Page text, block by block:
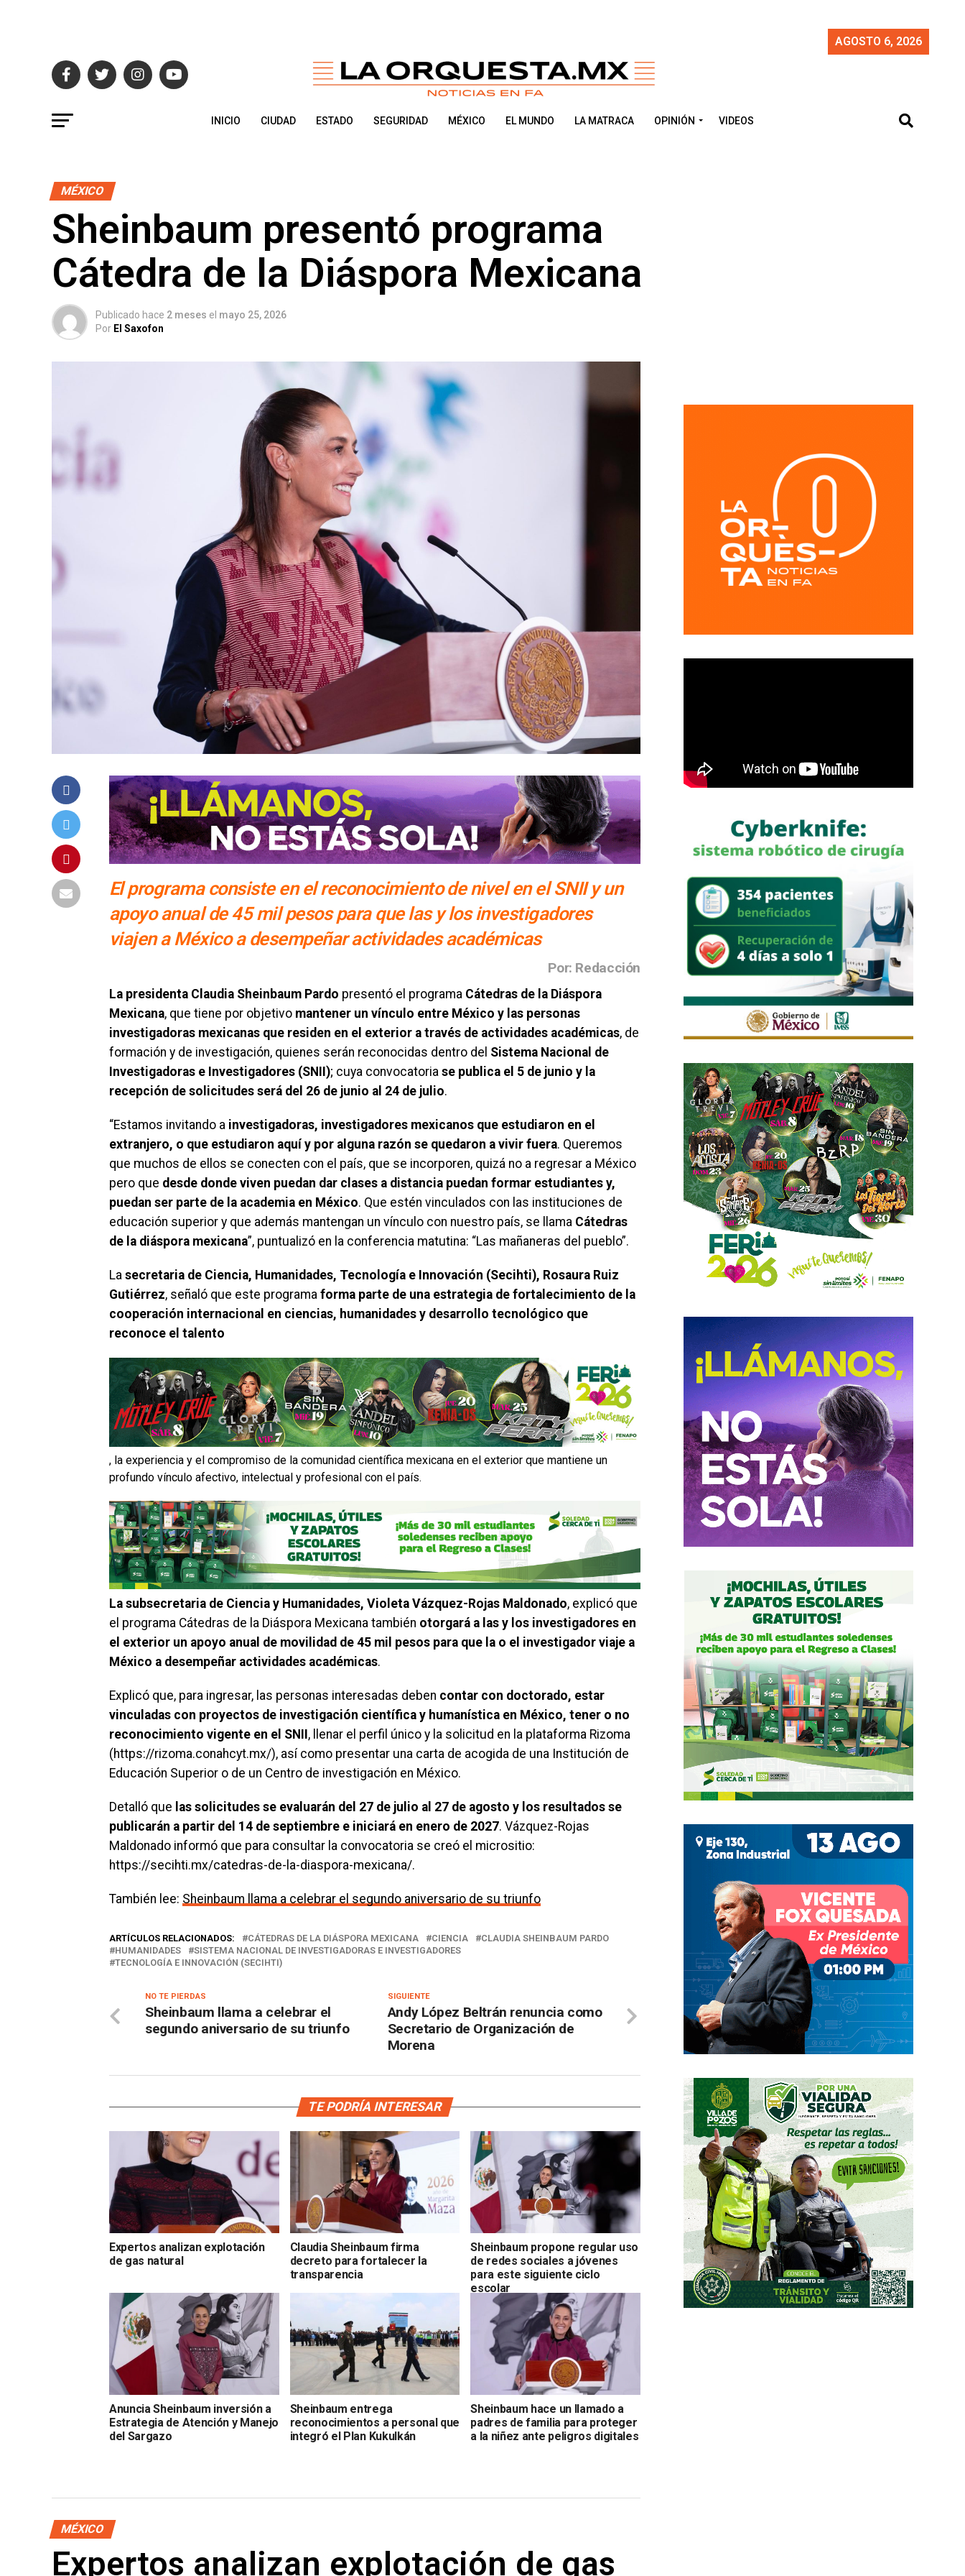
AGOSTO 6, 2026
INICIO CIUDAD ESTADO SEGURIDAD MÉXICO EL MUNDO LA MATRACA OPINIÓN VIDEOS
MÉXICO
Sheinbaum presentó programa
Cátedra de la Diáspora Mexicana
Publicado hace 2 meses el mayo 25, 2026
Por El Saxofon
El programa consiste en el reconocimiento de nivel en el SNII y un
apoyo anual de 45 mil pesos para que las y los investigadores
viajen a México a desempeñar actividades académicas
Por: Redacción
La presidenta Claudia Sheinbaum Pardo presentó el programa Cátedras de la Diáspora
Mexicana, que tiene por objetivo mantener un vínculo entre México y las personas
investigadoras mexicanas que residen en el exterior a través de actividades académicas, de
formación y de investigación, quienes serán reconocidas dentro del Sistema Nacional de
Investigadoras e Investigadores (SNII); cuya convocatoria se publica el 5 de junio y la
recepción de solicitudes será del 26 de junio al 24 de julio.
“Estamos invitando a investigadoras, investigadores mexicanos que estudiaron en el
extranjero, o que estudiaron aquí y por alguna razón se quedaron a vivir fuera. Queremos
que muchos de ellos se conecten con el país, que se incorporen, quizá no a regresar a México
pero que desde donde viven puedan dar clases a distancia puedan formar estudiantes y,
puedan ser parte de la academia en México. Que estén vinculados con las instituciones de
educación superior y que además mantengan un vínculo con nuestro país, se llama Cátedras
de la diáspora mexicana”, puntualizó en la conferencia matutina: “Las mañaneras del pueblo”.
La secretaria de Ciencia, Humanidades, Tecnología e Innovación (Secihti), Rosaura Ruiz
Gutiérrez, señaló que este programa forma parte de una estrategia de fortalecimiento de la
cooperación internacional en ciencias, humanidades y desarrollo tecnológico que
reconoce el talento
, la experiencia y el compromiso de la comunidad científica mexicana en el exterior que mantiene un
profundo vínculo afectivo, intelectual y profesional con el país.
La subsecretaria de Ciencia y Humanidades, Violeta Vázquez-Rojas Maldonado, explicó que
el programa Cátedras de la Diáspora Mexicana también otorgará a las y los investigadores en
el exterior un apoyo anual de movilidad de 45 mil pesos para que la o el investigador viaje a
México a desempeñar actividades académicas.
Explicó que, para ingresar, las personas interesadas deben contar con doctorado, estar
vinculadas con proyectos de investigación científica y humanística en México, tener o no
reconocimiento vigente en el SNII , llenar el perfil único y la solicitud en la plataforma Rizoma
(https://rizoma.conahcyt.mx/), así como presentar una carta de acogida de una Institución de
Educación Superior o de un Centro de investigación en México.
Detalló que las solicitudes se evaluarán del 27 de julio al 27 de agosto y los resultados se
publicarán a partir del 14 de septiembre e iniciará en enero de 2027. Vázquez-Rojas
Maldonado informó que para consultar la convocatoria se creó el micrositio:
https://secihti.mx/catedras-de-la-diaspora-mexicana/.
También lee: Sheinbaum llama a celebrar el segundo aniversario de su triunfo
ARTÍCULOS RELACIONADOS: CÁTEDRAS DE LA DIÁSPORA MEXICANA CIENCIA
CLAUDIA SHEINBAUM PARDO
HUMANIDADES
SISTEMA NACIONAL DE INVESTIGADORAS E INVESTIGADORES
TECNOLOGÍA E INNOVACIÓN (SECIHTI)
SIGUIENTE
Andy López Beltrán renuncia como
Secretario de Organización de
Morena
NO TE PIERDAS
Sheinbaum llama a celebrar el
segundo aniversario de su triunfo
TE PODRÍA INTERESAR
Expertos analizan explotación
de gas natural
Claudia Sheinbaum firma
decreto para fortalecer la
transparencia
Sheinbaum propone regular uso
de redes sociales a jóvenes
para este siguiente ciclo
escolar
Anuncia Sheinbaum inversión a
Estrategia de Atención y Manejo
del Sargazo
Sheinbaum entrega
reconocimientos a personal que
integró el Plan Kukulkán
Sheinbaum hace un llamado a
padres de familia para proteger
a la niñez ante peligros digitales
MÉXICO
Expertos analizan explotación de gas